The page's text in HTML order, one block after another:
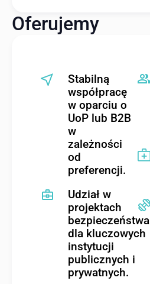
Oferujemy
Stabilną
współpracę
w oparciu o
UoP lub B2B
w
zależności
od
preferencji.
Udział w
projektach
bezpieczeństwa
dla kluczowych
instytucji
publicznych i
prywatnych.